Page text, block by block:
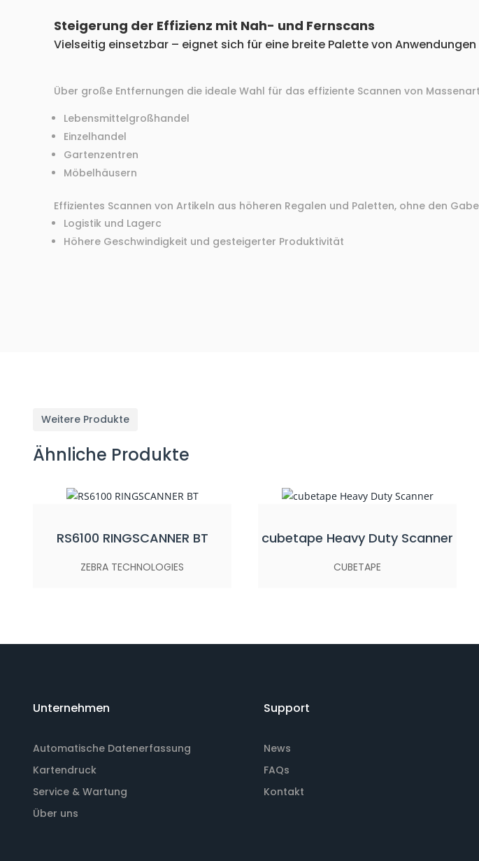
Steigerung der Effizienz mit Nah- und Fernscans
Vielseitig einsetzbar – eignet sich für eine breite Palette von Anwendungen
Über große Entfernungen die ideale Wahl für das effiziente Scannen von
Lebensmittelgroßhandel
Einzelhandel
Gartenzentren
Möbelhäusern
Effizientes Scannen von Artikeln aus höheren Regalen und Paletten, ohne den
Logistik und Lagerc
Höhere Geschwindigkeit und gesteigerter Produktivität
Weitere Produkte
Ähnliche Produkte
RS6100 RINGSCANNER BT
ZEBRA TECHNOLOGIES
cubetape Heavy Duty Scanner
CUBETAPE
Unternehmen
Automatische Datenerfassung
Kartendruck
Service & Wartung
Über uns
Support
News
FAQs
Kontakt